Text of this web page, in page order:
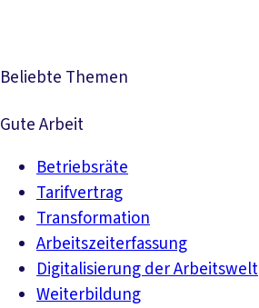
Beliebte Themen
Gute Arbeit
Betriebsräte
Tarifvertrag
Transformation
Arbeitszeiterfassung
Digitalisierung der Arbeitswelt
Weiterbildung